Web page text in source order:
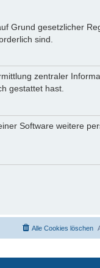
Grund gesetzlicher
sind.
zentraler
gestattet hast.
Software weitere
Alle Cookies löschen